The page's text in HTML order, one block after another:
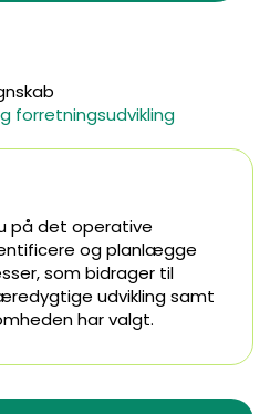
forretningsudvikling
på det operative
og planlægge
som bidrager til
udvikling samt
har valgt.